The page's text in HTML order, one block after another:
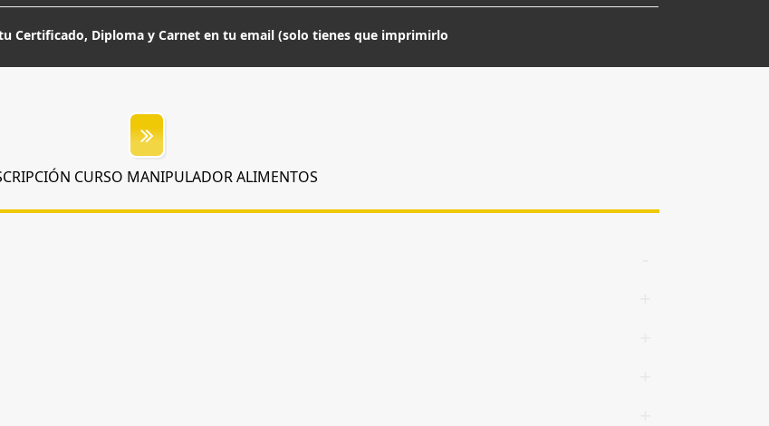
Certificado, Diploma y Carnet en tu email (solo tienes que imprimirlo
CURSO MANIPULADOR ALIMENTOS